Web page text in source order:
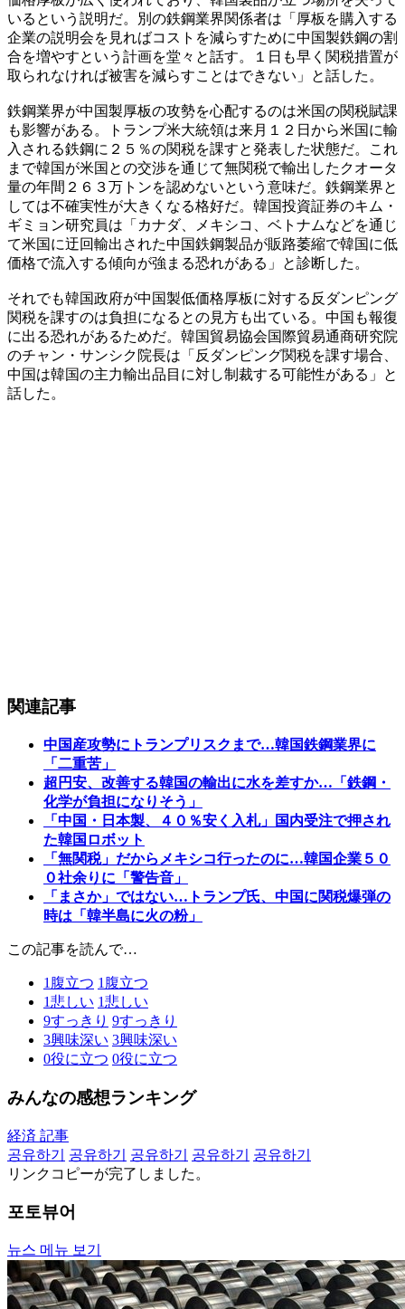
いるという説明だ。別の鉄鋼業界関係者は「厚板を購入する
企業の説明会を見ればコストを減らすために中国製鉄鋼の割
合を増やすという計画を堂々と話す。１日も早く関税措置が
取られなければ被害を減らすことはできない」と話した。
鉄鋼業界が中国製厚板の攻勢を心配するのは米国の関税賦課
も影響がある。トランプ米大統領は来月１２日から米国に輸
入される鉄鋼に２５％の関税を課すと発表した状態だ。これ
まで韓国が米国との交渉を通じて無関税で輸出したクオータ
量の年間２６３万トンを認めないという意味だ。鉄鋼業界と
しては不確実性が大きくなる格好だ。韓国投資証券のキム・
ギミョン研究員は「カナダ、メキシコ、ベトナムなどを通じ
て米国に迂回輸出された中国鉄鋼製品が販路萎縮で韓国に低
価格で流入する傾向が強まる恐れがある」と診断した。
それでも韓国政府が中国製低価格厚板に対する反ダンピング
関税を課すのは負担になるとの見方も出ている。中国も報復
に出る恐れがあるためだ。韓国貿易協会国際貿易通商研究院
のチャン・サンシク院長は「反ダンピング関税を課す場合、
中国は韓国の主力輸出品目に対し制裁する可能性がある」と
話した。
関連記事
中国産攻勢にトランプリスクまで…韓国鉄鋼業界に
「二重苦」
超円安、改善する韓国の輸出に水を差すか…「鉄鋼・
化学が負担になりそう」
「中国・日本製、４０％安く入札」国内受注で押され
た韓国ロボット
「無関税」だからメキシコ行ったのに…韓国企業５０
０社余りに「警告音」
「まさか」ではない…トランプ氏、中国に関税爆弾の
時は「韓半島に火の粉」
この記事を読んで…
1 腹立つ 1 腹立つ
1悲しい 1悲しい
9すっきり 9すっきり
3興味深い 3興味深い
0役に立つ 0役に立つ
みんなの感想ランキング
経済 記事
공유하기
공유하기 공유하기 공유하기
공유하기
リンクコピーが完了しました。
포토뷰어
뉴스 메뉴 보기